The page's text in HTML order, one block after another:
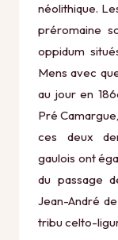
néolithique.
préromaine
oppidum
Mens avec
au jour en
Pré
ces deux
gaulois ont
du passage
Jean-André
tribu celto-